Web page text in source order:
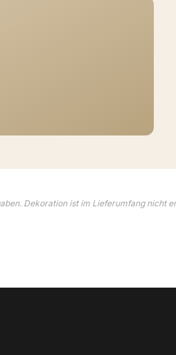
Dekoration ist im Lieferumfang nicht